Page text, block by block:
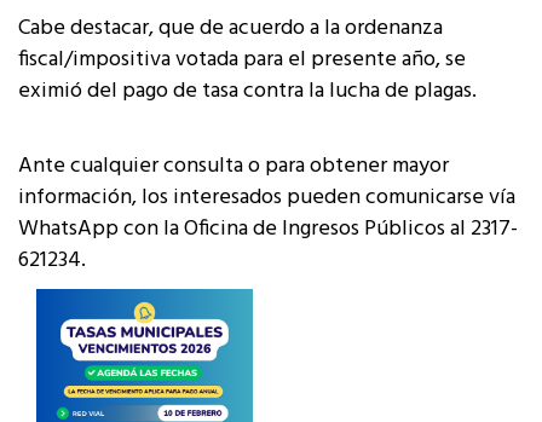
Cabe destacar, que de acuerdo a la ordenanza
fiscal/impositiva votada para el presente año, se
eximió del pago de tasa contra la lucha de plagas.
Ante cualquier consulta o para obtener mayor
información, los interesados pueden comunicarse vía
WhatsApp con la Oficina de Ingresos Públicos al 2317-
621234.